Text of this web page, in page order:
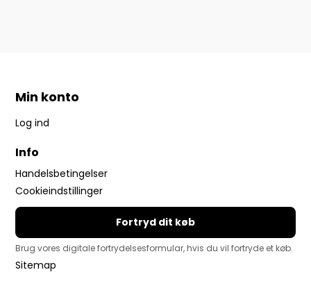
Min konto
Log ind
Info
Handelsbetingelser
Cookieindstillinger
Fortryd dit køb
Brug vores digitale fortrydelsesformular, hvis du vil fortryde et køb.
Sitemap